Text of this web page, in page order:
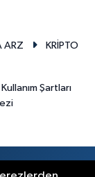
ARZ
KRİPTO
Kullanım Şartları